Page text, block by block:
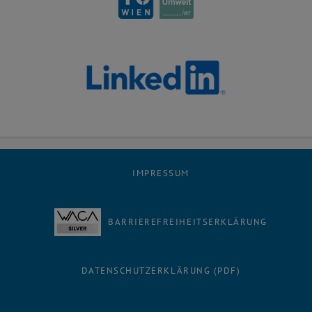
IMPRESSUM
BARRIEREFREIHEITSERKLÄRUNG
DATENSCHUTZERKLÄRUNG (PDF)